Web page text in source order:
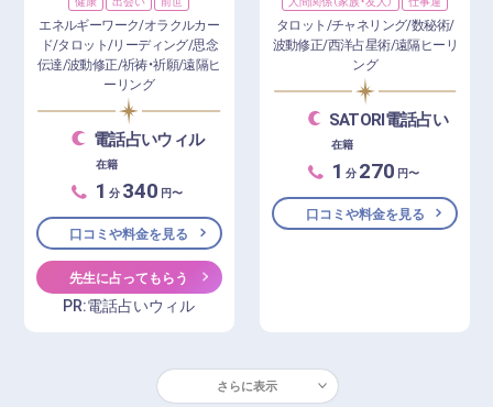
エネルギーワーク/オラクルカー
ド/タロット/リーディング/思念
伝達/波動修正/祈祷・祈願/遠隔ヒ
ーリング
電話占いウィル
在籍
1 分 340 円〜
口コミや料金を見る
先生に占ってもらう
PR:電話占いウィル
タロット/チャネリング/数秘術/
波動修正/西洋占星術/遠隔ヒーリ
ング
SATORI電話占い
在籍
1 分 270 円〜
口コミや料金を見る
さらに表示